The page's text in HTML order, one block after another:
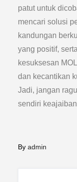
patut untuk
mencari solusi
kandungan
yang positif,
kesuksesan
dan kecantikan
Jadi, jangan
sendiri
Byadmin